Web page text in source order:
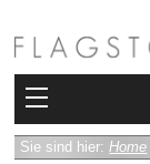
Kollektionen
Sie sind hier: Home